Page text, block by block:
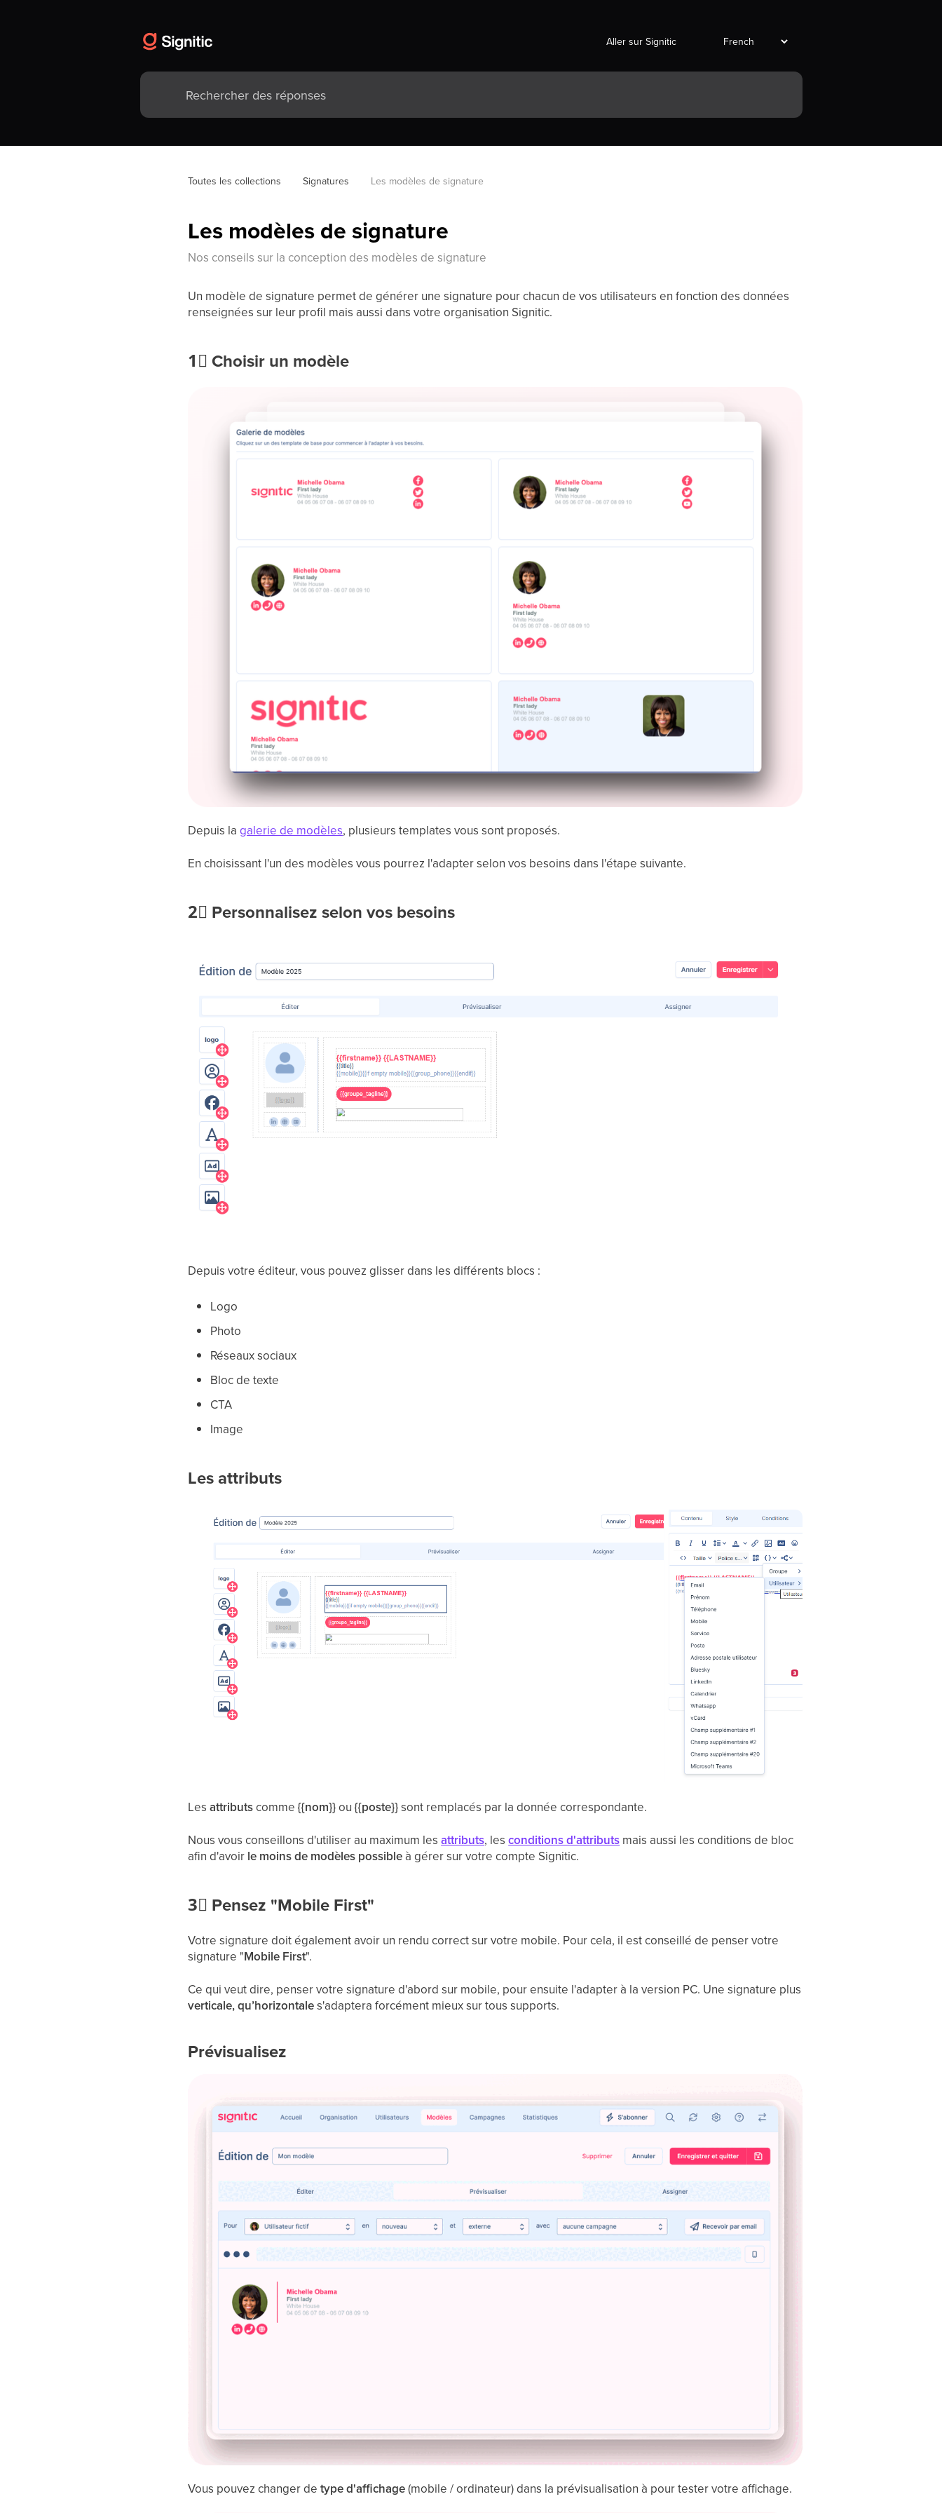
Aller sur Signitic
Toutes les collections Signatures Les modèles de signature
Les modèles de signature
Nos conseils sur la conception des modèles de signature
Un modèle de signature permet de générer une signature pour chacun de vos utilisateurs en fonction des données
renseignées sur leur profil mais aussi dans votre organisation Signitic.
1⃣Choisir un modèle
Depuis lagalerie de modèles, plusieurs templates vous sont proposés.
En choisissant l'un des modèles vous pourrez l'adapter selon vos besoins dans l'étape suivante.
2⃣ Personnalisez selon vos besoins
Depuis votre éditeur, vous pouvez glisser dans les différents blocs :
Logo
Photo
Réseaux sociaux
Bloc de texte
CTA
Image
Les attributs
Lesattributscomme{{nom}}ou{{poste}}sont remplacés par la donnée correspondante.
Nous vous conseillons d'utiliser au maximum lesattributs, lesconditions d'attributs mais aussi les conditions de bloc
afin d'avoir le moins de modèles possible à gérer sur votre compte Signitic.
3⃣ Pensez "Mobile First"
Votre signature doit également avoir un rendu correct sur votre mobile. Pour cela, il est conseillé de penser votre
signature "Mobile First".
Ce qui veut dire, penser votre signature d'abord sur mobile, pour ensuite l'adapter à la version PC. Une signature plus
verticale, qu’horizontales'adaptera forcément mieux sur tous supports.
Prévisualisez
Vous pouvez changer detype d'affichage(mobile / ordinateur) dans la prévisualisation à pour tester votre affichage.